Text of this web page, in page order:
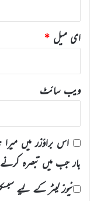
ای میل *
ویب‌ سائٹ
اس براؤزر میں
بار جب میں تبصرہ
نیوز لیٹر کے لیے